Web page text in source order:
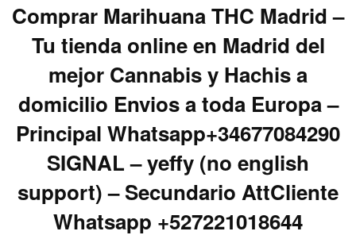
Comprar Marihuana THC Madrid –
Tu tienda online en Madrid del
mejor Cannabis y Hachis a
domicilio Envios a toda Europa –
Principal Whatsapp+34677084290
SIGNAL – yeffy (no english
support) – Secundario AttCliente
Whatsapp +527221018644